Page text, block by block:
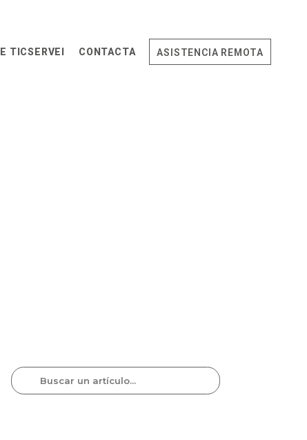
TICSERVEI CONTACTA ASISTENCIA REMOTA